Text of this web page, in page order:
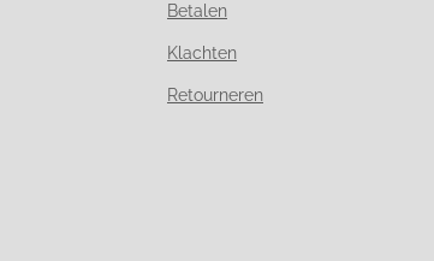
Betalen
Klachten
Retourneren